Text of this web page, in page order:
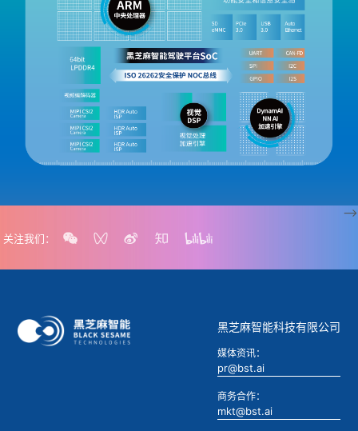
关注我们：
-->
黑芝麻智能科技有限公司
媒体资讯：
pr@bst.ai
商务合作：
mkt@bst.ai